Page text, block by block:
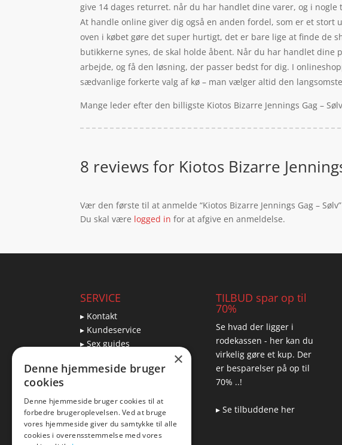
give 14 dages returret. når du har handlet dine varer, og i
At handle online giver dig også en anden fordel, som er et
oven i købet gøre det super hurtigt, det er bare lige at finde de
butikkerne synes, de skal holde åbent. Når du har handlet
arbejde, og få den løsning, der passer bedst for dig. I
sædvanlige forkerte valg af kø – man vælger altid den
Mange leder efter den billigste Kiotos Bizarre Jennings Gag –
8 reviews for Kiotos Bizarre
Vær den første til at anmelde “Kiotos Bizarre Jennings Gag – Sølv”
Du skal være logged in for at afgive en anmeldelse.
SERVICE
▸ Kontakt
▸ Kundeservice
▸ Sex guides
▸ Returnering
Blog
Pris, kvalitet & sexlegetøj
TILBUD spar op til
70%
Se hvad der ligger i
rodekassen - her kan du
virkelig gøre et kup. Der
er besparelser på op til
70% ..!
▸ Se tilbuddene her
×
Denne hjemmeside bruger
cookies
Denne hjemmeside bruger cookies til at
forbedre brugeroplevelsen. Ved at bruge
vores hjemmeside giver du samtykke til alle
cookies i overensstemmelse med vores